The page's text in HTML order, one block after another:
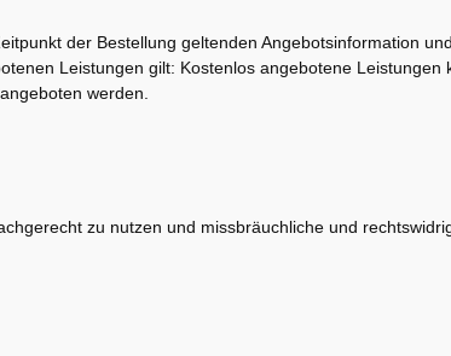
der Bestellung geltenden Angebotsinformation
Leistungen gilt: Kostenlos angebotene Leistungen
werden.
zu nutzen und missbräuchliche und